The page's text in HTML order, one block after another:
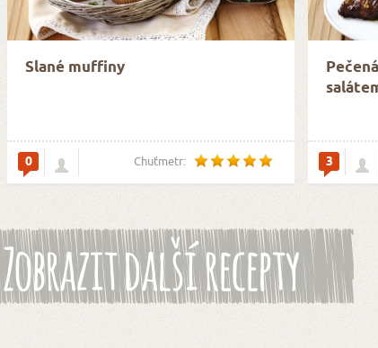
Slané muffiny
0 Chuťmetr: 3
Zobrazit další recepty